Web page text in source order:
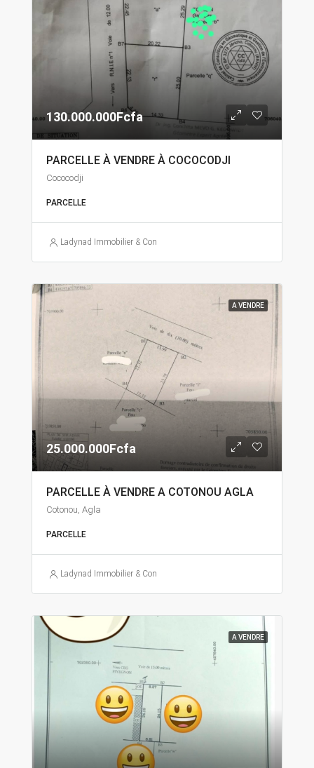
130.000.000Fcfa
PARCELLE À VENDRE À COCOCODJI
Cococodji
PARCELLE
Ladynad Immobilier & Construction
A VENDRE
25.000.000Fcfa
PARCELLE À VENDRE A COTONOU AGLA
Cotonou, Agla
PARCELLE
Ladynad Immobilier & Construction
A VENDRE